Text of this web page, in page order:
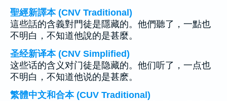
聖經新譯本 (CNV Traditional)
這些話的含義對門徒是隱藏的。他們聽了，一點也
不明白，不知道他說的是甚麼。
圣经新译本 (CNV Simplified)
这些话的含义对门徒是隐藏的。他们听了，一点也
不明白，不知道他说的是甚麽。
繁體中文和合本 (CUV Traditional)